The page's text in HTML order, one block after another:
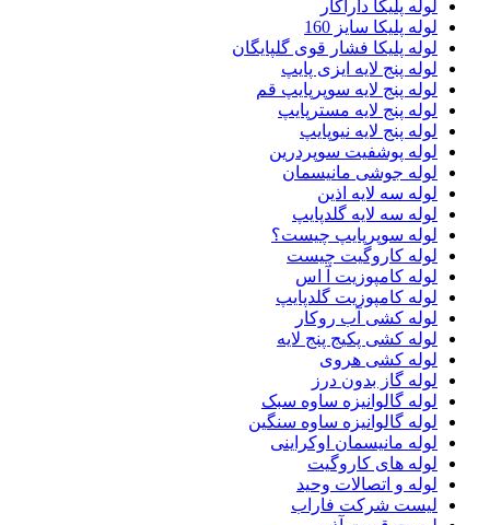
لوله پلیکا داراکار
لوله پلیکا سایز 160
لوله پلیکا فشار قوی گلپایگان
لوله پنج لایه ایزی پایپ
لوله پنج لایه سوپرپایپ قم
لوله پنج لایه مسترپایپ
لوله پنج لایه نیوپایپ
لوله پوشفیت سوپردرین
لوله جوشی مانیسمان
لوله سه لایه اذین
لوله سه لایه گلدپایپ
لوله سوپرپایپ چیست؟
لوله کاروگیت چیست
لوله کامپوزیت آ اس
لوله کامپوزیت گلدپایپ
لوله کشی آب روکار
لوله کشی پکیج پنج لایه
لوله کشی هروی
لوله گاز بدون درز
لوله گالوانیزه ساوه سبک
لوله گالوانیزه ساوه سنگین
لوله مانیسمان اوکراینی
لوله های کاروگیت
لوله و اتصالات وحید
لیست شرکت فاراب